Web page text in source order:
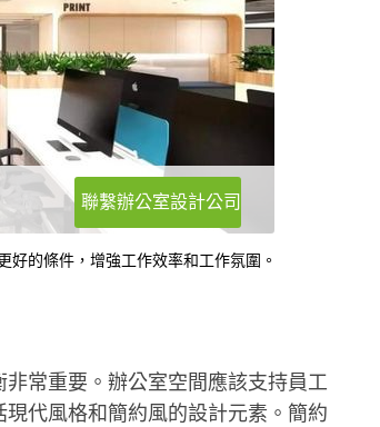
聯繫辦公室設計公司
的條件，增強工作效率和工作氛圍。
常重要。辦公室空間應該支持員工
代風格和簡約風的設計元素。簡約